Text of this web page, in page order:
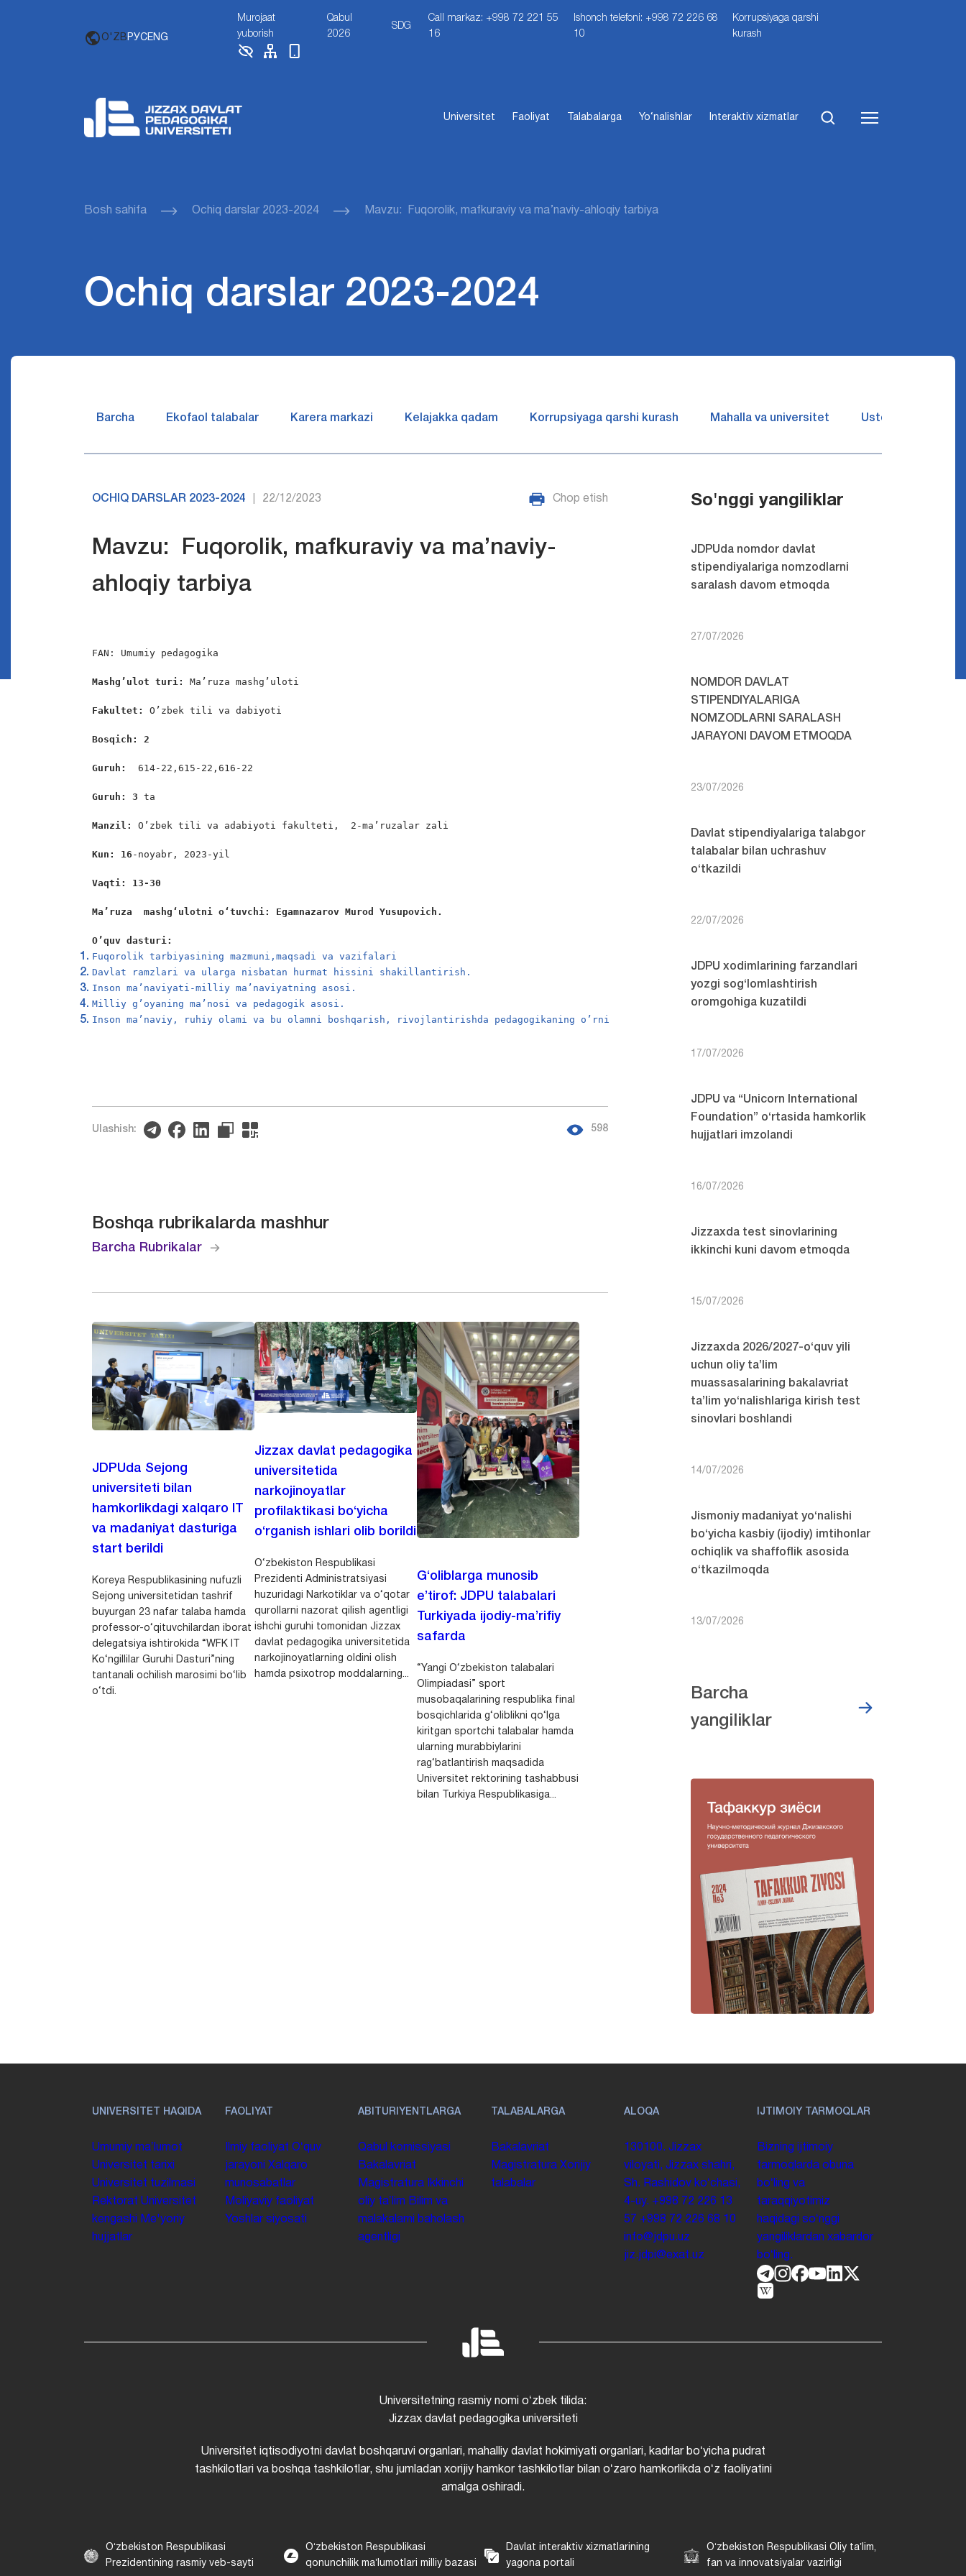
O'ZB РУСENG
Murojaat
yuborish
Qabul
2026
SDG
Call markaz: +998 72 221 55
16
Ishonch telefoni: +998 72 226 68
10
Korrupsiyaga qarshi
kurash
Universitet Faoliyat Talabalarga Yo‘nalishlar Interaktiv xizmatlar
Bosh sahifa Ochiq darslar 2023-2024 Mavzu: Fuqorolik, mafkuraviy va ma’naviy-ahloqiy tarbiya
Ochiq darslar 2023-2024
Barcha Ekofaol talabalar Karera markazi Kelajakka qadam Korrupsiyaga qarshi kurash Mahalla va universitet Ustozlar suhbatin
OCHIQ DARSLAR 2023-2024 22/12/2023 Chop etish
Mavzu: Fuqorolik, mafkuraviy va ma’naviy-
ahloqiy tarbiya
FAN: Umumiy pedagogika
Mashg’ulot turi: Ma’ruza mashg’uloti
Fakultet: O’zbek tili va dabiyoti
Bosqich: 2
Guruh: 614-22,615-22,616-22
Guruh: 3 ta
Manzil: O’zbek tili va adabiyoti fakulteti,  2-ma’ruzalar zali
Kun: 16 -noyabr, 2023-yil
Vaqti: 13-30
Ma’ruza mashgʻulotni oʻtuvchi: Egamnazarov Murod Yusupovich.
O’quv dasturi:
Fuqorolik tarbiyasining mazmuni,maqsadi va vazifalari
Davlat ramzlari va ularga nisbatan hurmat hissini shakillantirish.
Inson ma’naviyati-milliy ma’naviyatning asosi.
Milliy g’oyaning ma’nosi va pedagogik asosi.
Inson ma’naviy, ruhiy olami va bu olamni boshqarish, rivojlantirishda pedagogikaning o’rni
Ulashish: 598
Boshqa rubrikalarda mashhur
Barcha Rubrikalar
JDPUda Sejong
universiteti bilan
hamkorlikdagi xalqaro IT
va madaniyat dasturiga
start berildi
Koreya Respublikasining nufuzli
Sejong universitetidan tashrif
buyurgan 23 nafar talaba hamda
professor-o‘qituvchilardan iborat
delegatsiya ishtirokida “WFK IT
Ko‘ngillilar Guruhi Dasturi”ning
tantanali ochilish marosimi bo‘lib
o‘tdi.
Jizzax davlat pedagogika
universitetida
narkojinoyatlar
profilaktikasi bo‘yicha
o‘rganish ishlari olib borildi
O‘zbekiston Respublikasi
Prezidenti Administratsiyasi
huzuridagi Narkotiklar va o‘qotar
qurollarni nazorat qilish agentligi
ishchi guruhi tomonidan Jizzax
davlat pedagogika universitetida
narkojinoyatlarning oldini olish
hamda psixotrop moddalarning...
G‘oliblarga munosib
e’tirof: JDPU talabalari
Turkiyada ijodiy-ma’rifiy
safarda
“Yangi O‘zbekiston talabalari
Olimpiadasi” sport
musobaqalarining respublika final
bosqichlarida g‘oliblikni qo‘lga
kiritgan sportchi talabalar hamda
ularning murabbiylarini
rag‘batlantirish maqsadida
Universitet rektorining tashabbusi
bilan Turkiya Respublikasiga...
So'nggi yangiliklar
JDPUda nomdor davlat
stipendiyalariga nomzodlarni
saralash davom etmoqda
27/07/2026
NOMDOR DAVLAT
STIPENDIYALARIGA
NOMZODLARNI SARALASH
JARAYONI DAVOM ETMOQDA
23/07/2026
Davlat stipendiyalariga talabgor
talabalar bilan uchrashuv
o‘tkazildi
22/07/2026
JDPU xodimlarining farzandlari
yozgi sog‘lomlashtirish
oromgohiga kuzatildi
17/07/2026
JDPU va “Unicorn International
Foundation” o‘rtasida hamkorlik
hujjatlari imzolandi
16/07/2026
Jizzaxda test sinovlarining
ikkinchi kuni davom etmoqda
15/07/2026
Jizzaxda 2026/2027-o‘quv yili
uchun oliy ta’lim
muassasalarining bakalavriat
ta’lim yo‘nalishlariga kirish test
sinovlari boshlandi
14/07/2026
Jismoniy madaniyat yo‘nalishi
bo‘yicha kasbiy (ijodiy) imtihonlar
ochiqlik va shaffoflik asosida
o‘tkazilmoqda
13/07/2026
Barcha
yangiliklar
UNIVERSITET HAQIDA
Umumiy maʼlumot
Universitet tarixi
Universitet tuzilmasi
Rektorat Universitet
kengashi
Me'yoriy
hujjatlar
FAOLIYAT
Ilmiy faoliyat Oʻquv
jarayoni Xalqaro
munosabatlar
Moliyaviy faoliyat
Yoshlar siyosati
ABITURIYENTLARGA
Qabul komissiyasi
Bakalavriat
Magistratura
Ikkinchi
oliy taʼlim Bilim va
malakalarni baholash
agentligi
TALABALARGA
Bakalavriat
Magistratura Xorijiy
talabalar
ALOQA
130100. Jizzax
viloyati, Jizzax shahri,
Sh. Rashidov koʻchasi,
4-uy. +998 72 226 13
57 +998 72 226 68 10
info@jdpu.uz
jiz.jdpi@exat.uz
IJTIMOIY TARMOQLAR
Bizning ijtimoiy
tarmoqlarda obuna
boʻling va
taraqqiyotimiz
haqidagi soʻnggi
yangiliklardan xabardor
boʻling.
Universitetning rasmiy nomi oʻzbek tilida:
Jizzax davlat pedagogika universiteti
Universitet iqtisodiyotni davlat boshqaruvi organlari, mahalliy davlat hokimiyati organlari, kadrlar boʻyicha pudrat
tashkilotlari va boshqa tashkilotlar, shu jumladan xorijiy hamkor tashkilotlar bilan oʻzaro hamkorlikda oʻz faoliyatini
amalga oshiradi.
Oʻzbekiston Respublikasi
Prezidentining rasmiy veb-sayti
Oʻzbekiston Respublikasi
qonunchilik maʼlumotlari milliy bazasi
Davlat interaktiv xizmatlarining
yagona portali
Oʻzbekiston Respublikasi Oliy taʼlim,
fan va innovatsiyalar vazirligi